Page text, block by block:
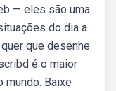
— eles são uma
do dia a
que desenhe
é o maior
mundo. Baixe